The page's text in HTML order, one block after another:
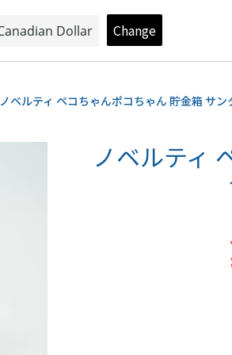
トイプラネットオンラインショップ
ノベルティ ペコちゃんポコちゃん 貯金箱 サン
ノベルティ